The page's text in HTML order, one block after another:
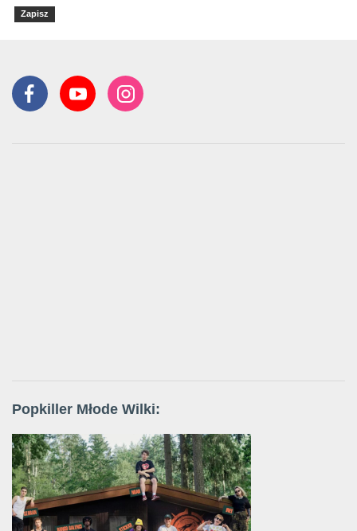
Popkiller Młode Wilki: